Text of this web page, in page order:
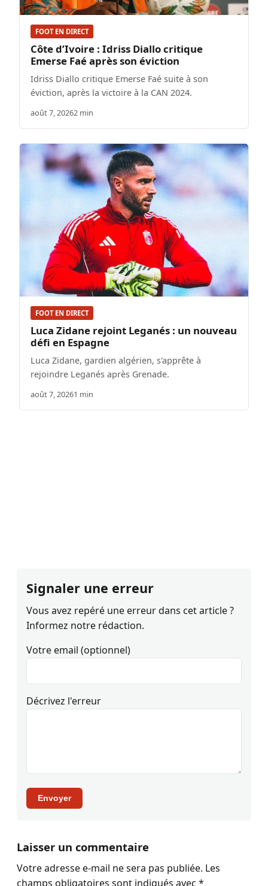
FOOT EN DIRECT
Côte d’Ivoire : Idriss Diallo critique
Emerse Faé après son éviction
Idriss Diallo critique Emerse Faé suite à son
éviction, après la victoire à la CAN 2024.
août 7, 20262 min
FOOT EN DIRECT
Luca Zidane rejoint Leganés : un nouveau
défi en Espagne
Luca Zidane, gardien algérien, s'apprête à
rejoindre Leganés après Grenade.
août 7, 20261 min
Signaler une erreur
Vous avez repéré une erreur dans cet article ?
Informez notre rédaction.
Votre email (optionnel)
Décrivez l'erreur
Envoyer
Laisser un commentaire
Votre adresse e-mail ne sera pas publiée. Les
champs obligatoires sont indiqués avec *